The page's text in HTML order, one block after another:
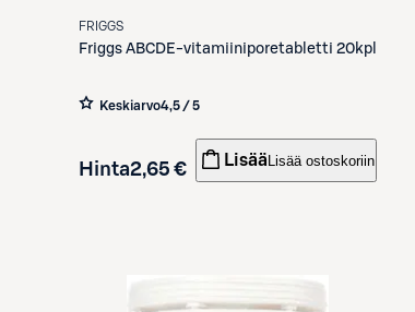
FRIGGS
Friggs ABCDE-vitamiiniporetabletti 20kpl
Keskiarvo4,5 / 5
Hinta2,65 € Lisää Lisää ostoskoriin